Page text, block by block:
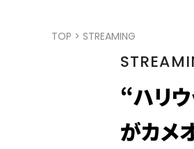
TOP > STREAMING
“ハリ
がカメ